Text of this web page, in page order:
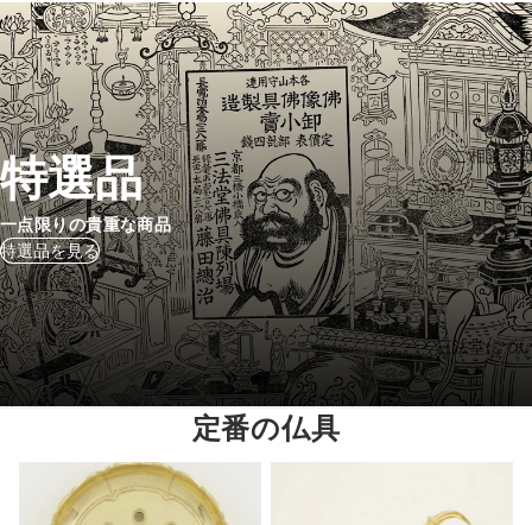
ご相談窓
三法堂につ
特選品
一点限りの貴重な商品
特選品を見る
京仏具・密教法具の製造販売
定番の仏具
天尊用法具